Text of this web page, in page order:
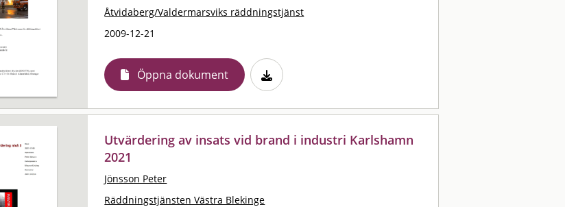
Åtvidaberg/Valdermarsviks räddningstjänst
2009-12-21
Öppna dokument
Utvärdering av insats vid brand i industri Karlshamn
2021
Jönsson Peter
Räddningstjänsten Västra Blekinge